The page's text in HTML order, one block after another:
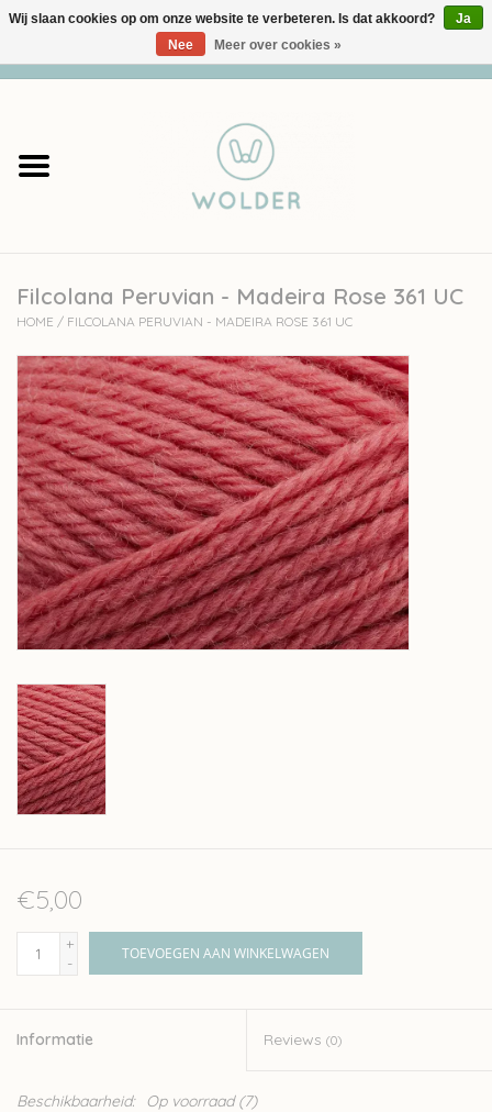
Garens
Accessoires
workshops
Cadeaubon
Solden
Over wolder
Filcolana Peruvian - Madeira Rose 361 UC
HOME / FILCOLANA PERUVIAN - MADEIRA ROSE 361 UC
€5,00
+
-
TOEVOEGEN AAN WINKELWAGEN
Informatie Reviews (0)
Beschikbaarheid: Op voorraad(7)
Wij slaan cookies op om onze website te verbeteren. Is dat akkoord?
Ja
Nee
Meer over cookies »